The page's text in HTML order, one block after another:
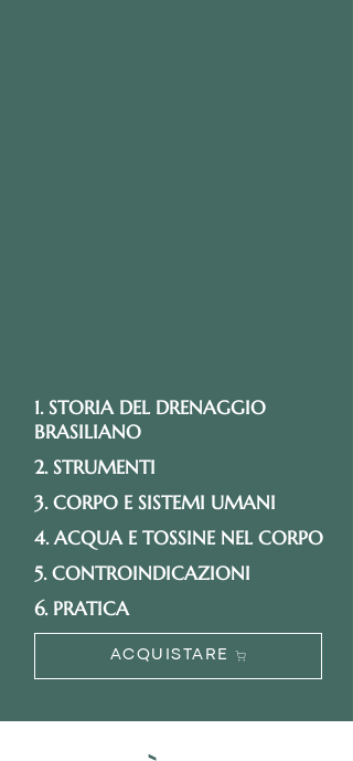
1. STORIA DEL DRENAGGIO
BRASILIANO
2. STRUMENTI
3. CORPO E SISTEMI UMANI
4. ACQUA E TOSSINE NEL CORPO
5. CONTROINDICAZIONI
6. PRATICA
ACQUISTARE